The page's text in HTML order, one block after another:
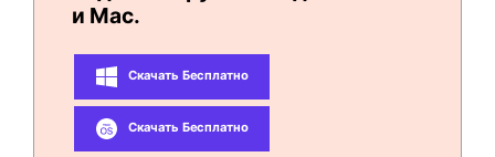
и Mac.
Скачать Бесплатно
Скачать Бесплатно